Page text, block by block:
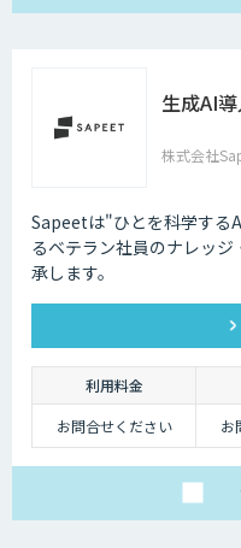
生成AI
株式会社
Sapeetは"ひとを科学する
るベテラン社員のナレッ
承します。
利用料金
お問合せください
お